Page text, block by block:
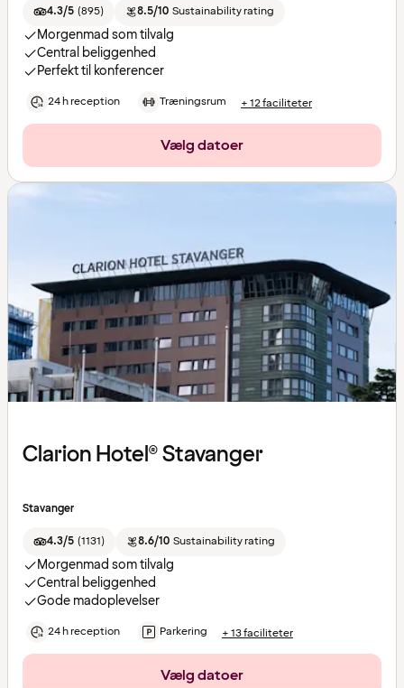
4.3/5 (895) 8.5/10 Sustainability rating
Morgenmad som tilvalg
Central beliggenhed
Perfekt til konferencer
24 h reception Træningsrum + 12 faciliteter
Vælg datoer
Clarion Hotel® Stavanger
Stavanger
4.3/5 (1131) 8.6/10 Sustainability rating
Morgenmad som tilvalg
Central beliggenhed
Gode madoplevelser
24 h reception Parkering + 13 faciliteter
Vælg datoer